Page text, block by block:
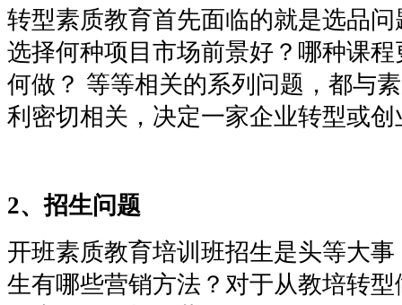
转型素质教育首先面临的就是选品
选择何种项目市场前景好？哪种课
何做？ 等等相关的系列问题，都与
利密切相关，决定一家企业转型或
2、招生问题
开班素质教育培训班招生是头等大
生有哪些营销方法？对于从教培转